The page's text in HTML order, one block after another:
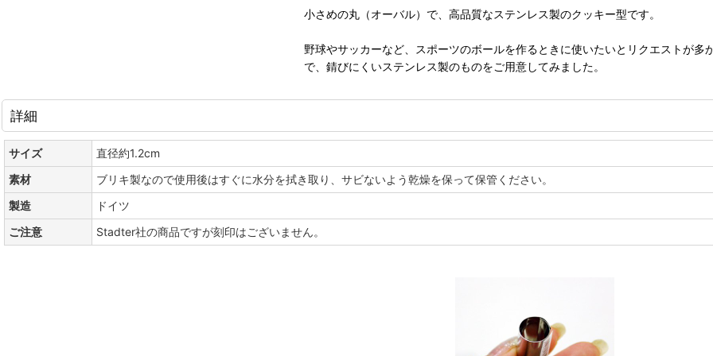
小さめの丸（オーバル）で、高品質なステンレス製のクッキー型です。
野球やサッカーなど、スポーツのボールを作るときに使いたいとリクエストが多
で、錆びにくいステンレス製のものをご用意してみました。
詳細
サイズ
直径約1.2cm
素材
ブリキ製なので使用後はすぐに水分を拭き取り、サビないよう乾燥を保って保管ください。
製造
ドイツ
ご注意
Stadter社の商品ですが刻印はございません。